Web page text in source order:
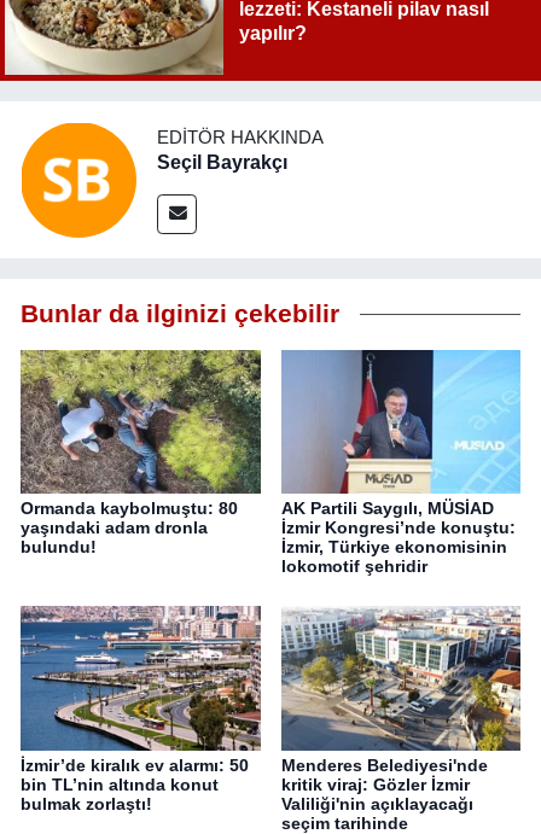
lezzeti: Kestaneli pilav nasıl
yapılır?
EDITÖR HAKKINDA
Seçil Bayrakçı
Bunlar da ilginizi çekebilir
Ormanda kaybolmuştu: 80
yaşındaki adam dronla
bulundu!
AK Partili Saygılı, MÜSİAD
İzmir Kongresi’nde konuştu:
İzmir, Türkiye ekonomisinin
lokomotif şehridir
İzmir’de kiralık ev alarmı: 50
bin TL’nin altında konut
bulmak zorlaştı!
Menderes Belediyesi'nde
kritik viraj: Gözler İzmir
Valiliği'nin açıklayacağı
seçim tarihinde